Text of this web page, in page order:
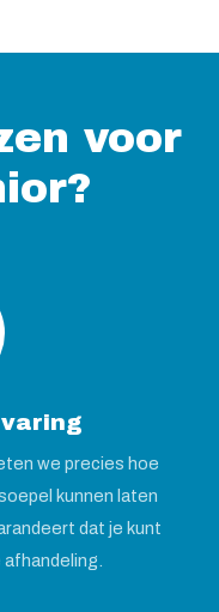
voor
we precies hoe
kunnen laten
dat je kunt